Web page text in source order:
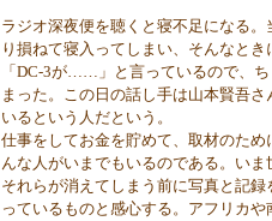
ラジオ深夜便を聴くと寝不足になる
り損ねて寝入ってしまい、そんなと
「DC-3が……」と言っているので、
まった。この日の話し手は山本賢吾
いるという人だという。
仕事をしてお金を貯めて、取材のた
んな人がいまでもいるのである。い
それらが消えてしまう前に写真と記
っているものと感心する。アフリカ